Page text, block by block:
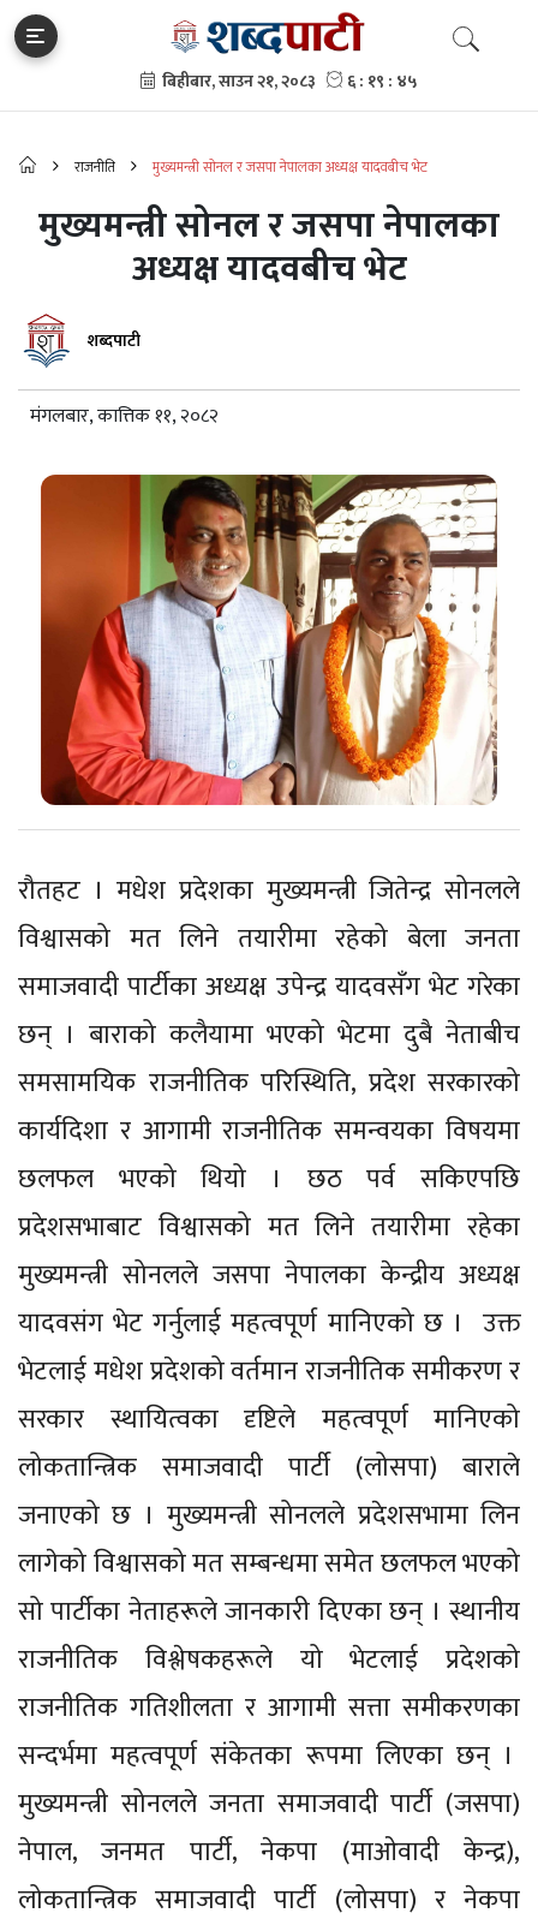
राजनीति मुख्यमन्त्री सोनल र जसपा नेपालका अध्यक्ष यादवबीच भेट
मुख्यमन्त्री सोनल र जसपा नेपालका
अध्यक्ष यादवबीच भेट
शब्दपाटी
मंगलबार, कात्तिक ११, २०८२
रौतहट । मधेश प्रदेशका मुख्यमन्त्री जितेन्द्र सोनलले
विश्वासको मत लिने तयारीमा रहेको बेला जनता
समाजवादी पार्टीका अध्यक्ष उपेन्द्र यादवसँग भेट गरेका
छन् । बाराको कलैयामा भएको भेटमा दुबै नेताबीच
समसामयिक राजनीतिक परिस्थिति, प्रदेश सरकारको
कार्यदिशा र आगामी राजनीतिक समन्वयका विषयमा
छलफल भएको थियो । छठ पर्व सकिएपछि
प्रदेशसभाबाट विश्वासको मत लिने तयारीमा रहेका
मुख्यमन्त्री सोनलले जसपा नेपालका केन्द्रीय अध्यक्ष
यादवसंग भेट गर्नुलाई महत्वपूर्ण मानिएको छ । उक्त
भेटलाई मधेश प्रदेशको वर्तमान राजनीतिक समीकरण र
सरकार स्थायित्वका दृष्टिले महत्वपूर्ण मानिएको
लोकतान्त्रिक समाजवादी पार्टी (लोसपा) बाराले
जनाएको छ । मुख्यमन्त्री सोनलले प्रदेशसभामा लिन
लागेको विश्वासको मत सम्बन्धमा समेत छलफल भएको
सो पार्टीका नेताहरूले जानकारी दिएका छन् । स्थानीय
राजनीतिक विश्लेषकहरूले यो भेटलाई प्रदेशको
राजनीतिक गतिशीलता र आगामी सत्ता समीकरणका
सन्दर्भमा महत्वपूर्ण संकेतका रूपमा लिएका छन् ।
मुख्यमन्त्री सोनलले जनता समाजवादी पार्टी (जसपा)
नेपाल, जनमत पार्टी, नेकपा (माओवादी केन्द्र),
लोकतान्त्रिक समाजवादी पार्टी (लोसपा) र नेकपा